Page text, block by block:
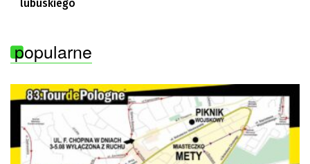
lubuskiego
popularne